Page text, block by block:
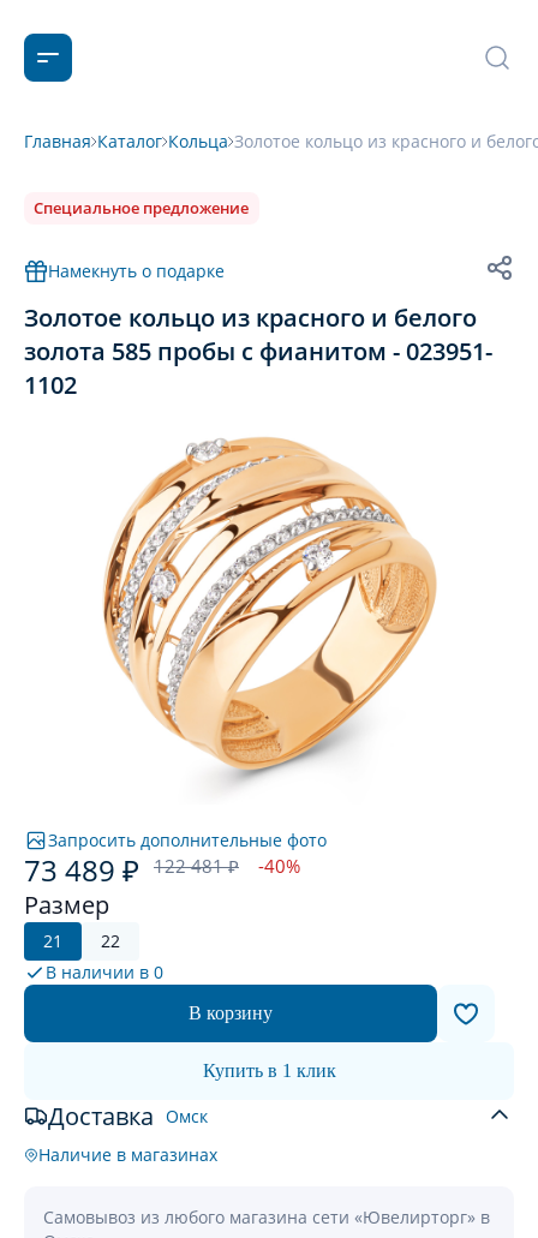
Главная Каталог Кольца Золотое кольцо из красного и
Специальное предложение
Намекнуть о подарке
Золотое кольцо из красного и белого
золота 585 пробы с фианитом - 023951-
1102
Запросить дополнительные фото
73 489 ₽ 122 481 ₽ -40%
Размер
21
22
В наличии в 0
В корзину
Купить в 1 клик
Доставка Омск
Наличие в магазинах
Самовывоз из любого магазина сети «Ювелирторг» в